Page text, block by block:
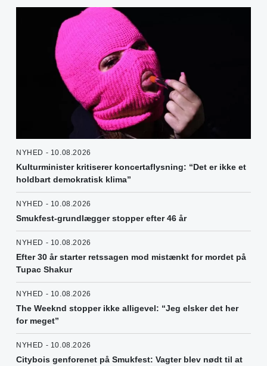
NYHED - 10.08.2026
Kulturminister kritiserer koncertaflysning: “Det er ikke et
holdbart demokratisk klima”
NYHED - 10.08.2026
Smukfest-grundlægger stopper efter 46 år
NYHED - 10.08.2026
Efter 30 år starter retssagen mod mistænkt for mordet på
Tupac Shakur
NYHED - 10.08.2026
The Weeknd stopper ikke alligevel: “Jeg elsker det her
for meget”
NYHED - 10.08.2026
Citybois genforenet på Smukfest: Vagter blev nødt til at